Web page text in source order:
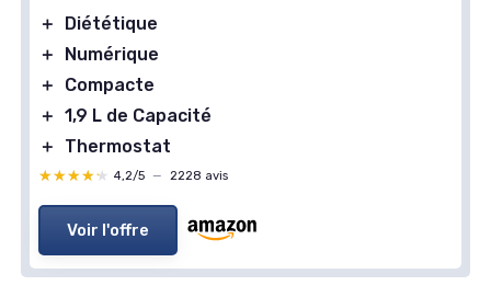
＋
Diététique
＋
Numérique
＋
Compacte
＋ 1,9 L de Capacité
＋
Thermostat
★★★★★
★★★★★ 4,2/5 — 2228 avis
Voir l'offre